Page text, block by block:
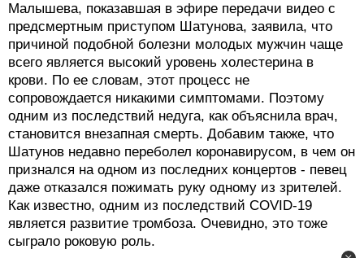
Малышева, показавшая в эфире передачи видео с
предсмертным приступом Шатунова, заявила, что
причиной подобной болезни молодых мужчин чаще
всего является высокий уровень холестерина в
крови. По ее словам, этот процесс не
сопровождается никакими симптомами. Поэтому
одним из последствий недуга, как объяснила врач,
становится внезапная смерть. Добавим также, что
Шатунов недавно переболел коронавирусом, в чем он
признался на одном из последних концертов - певец
даже отказался пожимать руку одному из зрителей.
Как известно, одним из последствий COVID-19
является развитие тромбоза. Очевидно, это тоже
сыграло роковую роль.